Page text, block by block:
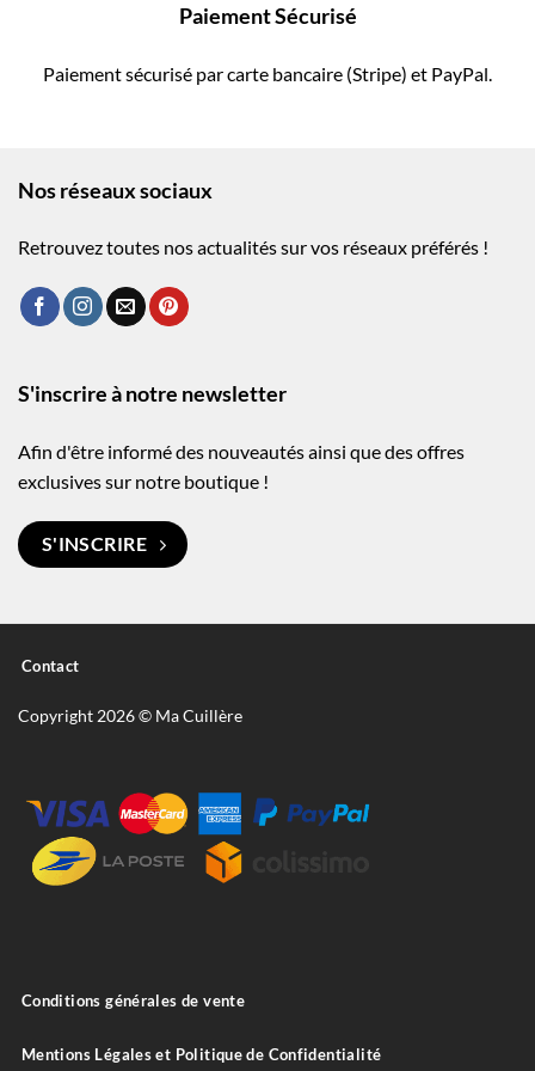
Paiement Sécurisé
Paiement sécurisé par carte bancaire (Stripe) et PayPal.
Nos réseaux sociaux
Retrouvez toutes nos actualités sur vos réseaux préférés !
S'inscrire à notre newsletter
Afin d'être informé des nouveautés ainsi que des offres
exclusives sur notre boutique !
S'INSCRIRE
Contact
Copyright 2026 © Ma Cuillère
Conditions générales de vente
Mentions Légales et Politique de Confidentialité